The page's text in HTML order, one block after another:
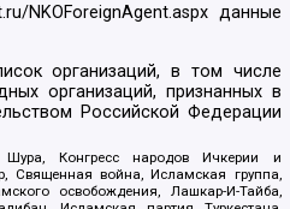
NKOForeignAgent.aspxданные
организаций, в том числе
организаций, признанных в
Российской Федерации
Конгресс народов Ичкерии и
Священная война, Исламская группа,
освобождения, Лашкар-И-Тайба,